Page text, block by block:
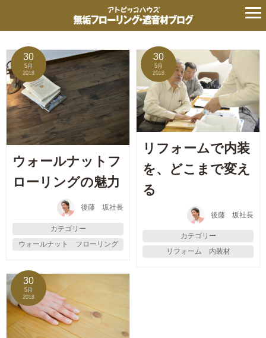
ナチュラルの記事
30
5月
2018
ウォールナットフ
ローリングの魅力
後藤 坂社長
カテゴリー
ウォールナット フローリング
30
5月
2018
リフォームで内装
を、どこまで変え
る
後藤 坂社長
カテゴリー
リフォーム 内装材
30
5月
2018